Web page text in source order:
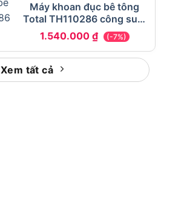
Máy khoan đục bê tông
Total TH110286 công suất
1050W
1.540.000 ₫ (-7%)
Xem tất cả